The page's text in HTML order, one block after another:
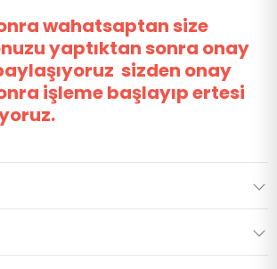
wahatsaptan size
yaptıktan sonra onay
sizden onay
işleme başlayıp ertesi